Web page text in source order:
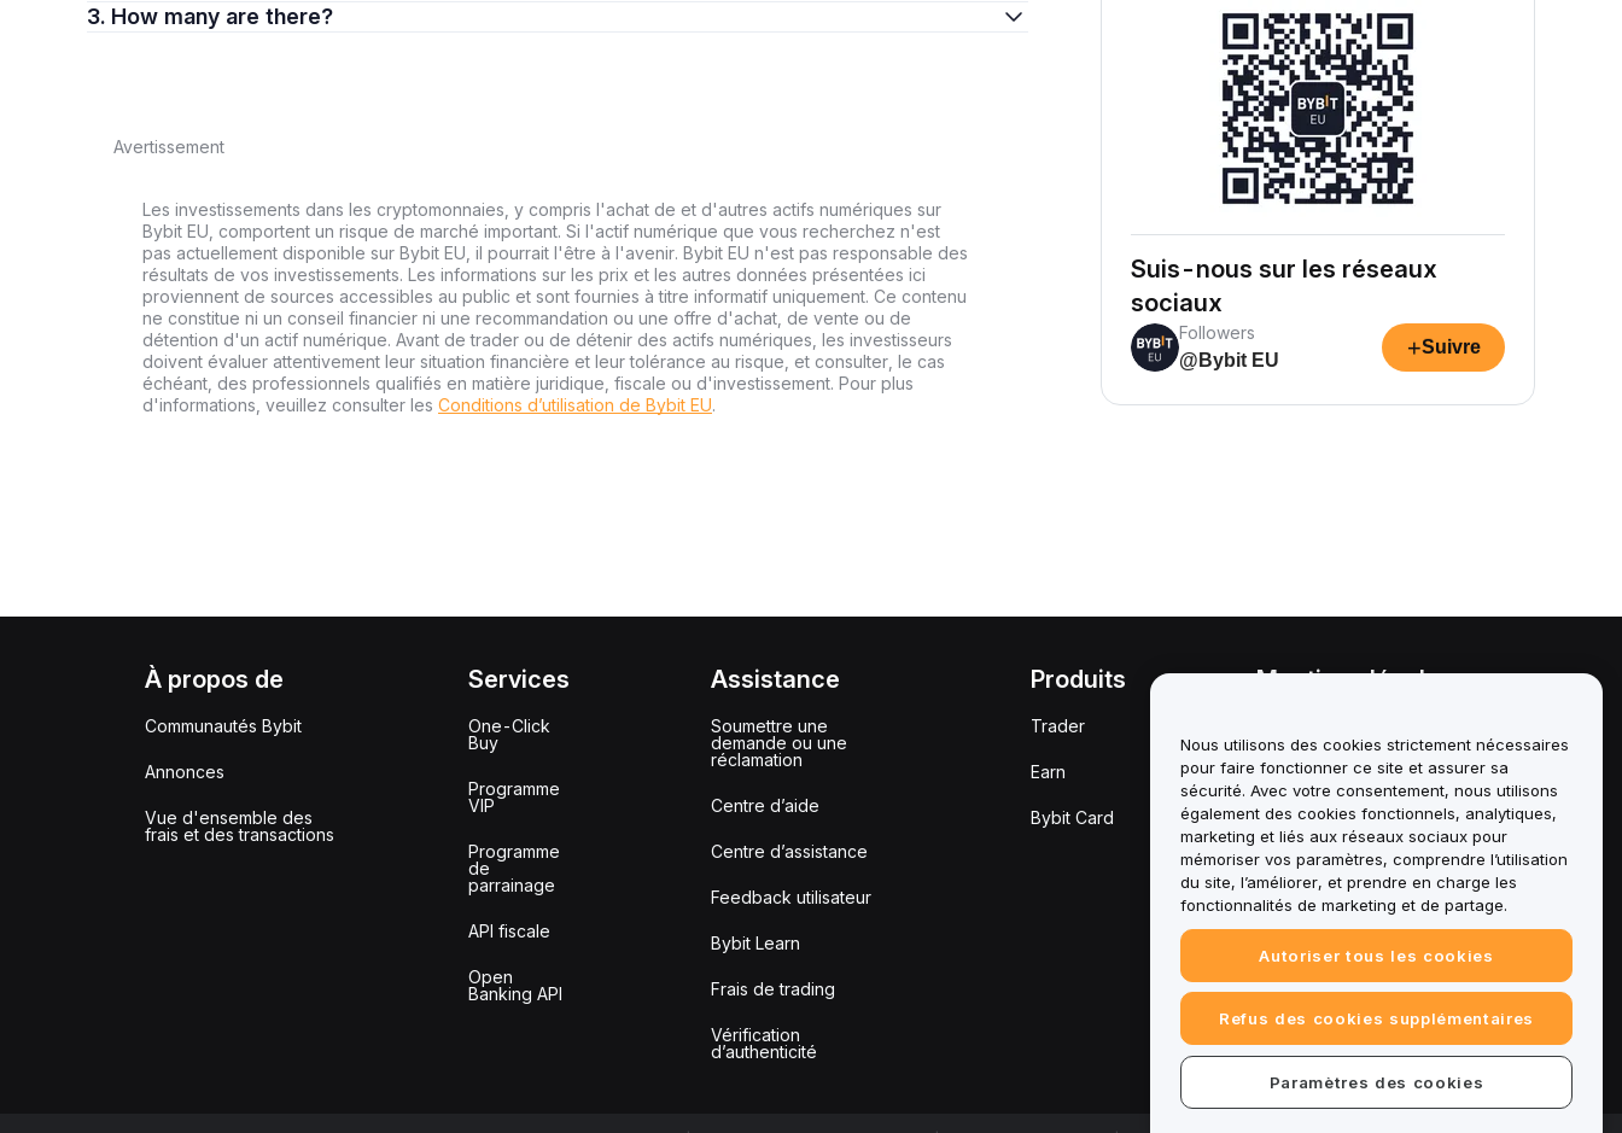
3. How many are there?
Avertissement
Les investissements dans les cryptomonnaies, y compris l'achat de et d'autres actifs numériques sur
Bybit EU, comportent un risque de marché important. Si l'actif numérique que vous recherchez n'est
pas actuellement disponible sur Bybit EU, il pourrait l'être à l'avenir. Bybit EU n'est pas responsable des
résultats de vos investissements. Les informations sur les prix et les autres données présentées ici
proviennent de sources accessibles au public et sont fournies à titre informatif uniquement. Ce contenu
ne constitue ni un conseil financier ni une recommandation ou une offre d'achat, de vente ou de
détention d'un actif numérique. Avant de trader ou de détenir des actifs numériques, les investisseurs
doivent évaluer attentivement leur situation financière et leur tolérance au risque, et consulter, le cas
échéant, des professionnels qualifiés en matière juridique, fiscale ou d'investissement. Pour plus
d'informations, veuillez consulter les Conditions d’utilisation de Bybit EU.
Suis-nous sur les réseaux
sociaux
Followers
@Bybit EU
+Suivre
À propos de
Communautés Bybit
Annonces
Vue d'ensemble des
frais et des transactions
Services
One-Click
Buy
Programme
VIP
Programme
de
parrainage
API fiscale
Open
Banking API
Assistance
Soumettre une
demande ou une
réclamation
Centre d’aide
Centre d’assistance
Feedback utilisateur
Bybit Learn
Frais de trading
Vérification
d’authenticité
Produits
Trader
Earn
Bybit Card
Mentions légales
conflits d'intérêts
Résumé de la politique de
garde et d'administration
Informations ESG
Crypto - Livres blancs des
actifs
Nous utilisons des cookies strictement nécessaires
pour faire fonctionner ce site et assurer sa
sécurité. Avec votre consentement, nous utilisons
également des cookies fonctionnels, analytiques,
marketing et liés aux réseaux sociaux pour
mémoriser vos paramètres, comprendre l’utilisation
du site, l’améliorer, et prendre en charge les
fonctionnalités de marketing et de partage.
Autoriser tous les cookies
Refus des cookies supplémentaires
Paramètres des cookies